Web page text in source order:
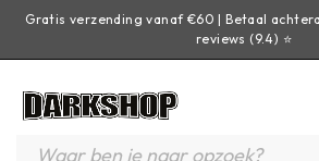
Gratis verzending vanaf €60 | Betaal
reviews (9.4) ⭐